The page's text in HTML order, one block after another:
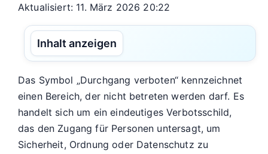
Aktualisiert: 11. März 2026 20:22
Inhalt anzeigen
Das Symbol „Durchgang verboten“ kennzeichnet
einen Bereich, der nicht betreten werden darf. Es
handelt sich um ein eindeutiges Verbotsschild,
das den Zugang für Personen untersagt, um
Sicherheit, Ordnung oder Datenschutz zu